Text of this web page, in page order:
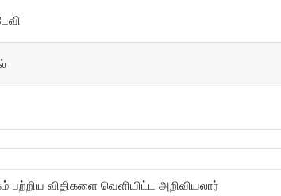
விதிகளை வெளியிட்ட அறிவியலார்